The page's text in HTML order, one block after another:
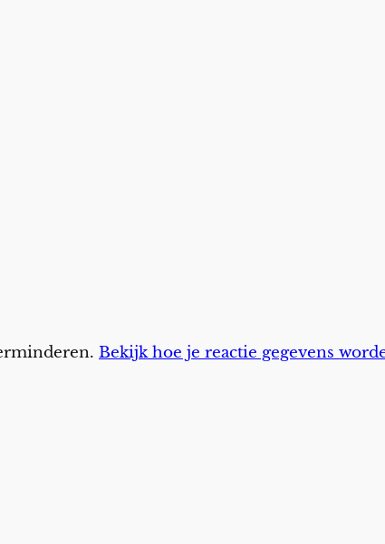
Bekijk hoe je reactie gegevens